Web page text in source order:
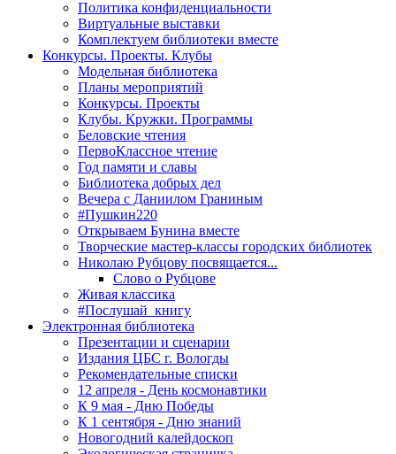
Политика конфиденциальности
Виртуальные выставки
Комплектуем библиотеки вместе
Конкурсы. Проекты. Клубы
Модельная библиотека
Планы мероприятий
Конкурсы. Проекты
Клубы. Кружки. Программы
Беловские чтения
ПервоКлассное чтение
Год памяти и славы
Библиотека добрых дел
Вечера с Даниилом Граниным
#Пушкин220
Открываем Бунина вместе
Творческие мастер-классы городских библиотек
Николаю Рубцову посвящается...
Слово о Рубцове
Живая классика
#Послушай_книгу
Электронная библиотека
Презентации и сценарии
Издания ЦБС г. Вологды
Рекомендательные списки
12 апреля - День космонавтики
К 9 мая - Дню Победы
К 1 сентября - Дню знаний
Новогодний калейдоскоп